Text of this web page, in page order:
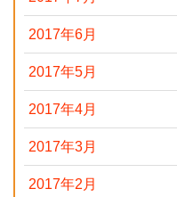
2017年6月
2017年5月
2017年4月
2017年3月
2017年2月